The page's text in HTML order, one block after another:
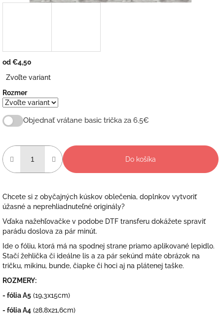
od€4,50
cena:
Zvoľte variant
Rozmer
Objednať vrátane basic trička za 6.5€
Do košíka
Chcete si z obyčajných kúskov oblečenia, doplnkov vytvoriť
úžasné a neprehliadnuteľné originály?
Vďaka nažehľovačke v podobe DTF transferu dokážete spraviť
parádu doslova za pár minút.
Ide o fóliu, ktorá má na spodnej strane priamo aplikované lepidlo.
Stačí žehlička či ideálne lis a za pár sekúnd máte obrázok na
tričku, mikinu, bunde, čiapke či hoci aj na plátenej taške.
ROZMERY:
- fólia A5 (19,3x15cm)
- fólia A4 (28,8x21,6cm)